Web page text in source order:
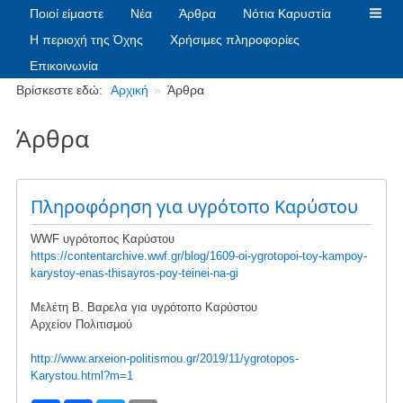
Ποιοί είμαστε Νέα Άρθρα
Νότια Καρυστία
Η περιοχή της Όχης
Χρήσιμες πληροφορίες
Επικοινωνία
Breadcrumbs
Βρίσκεστε εδώ: Αρχική Άρθρα
Άρθρα
Πληροφόρηση για υγρότοπο Καρύστου
WWF υγρότοπος Καρύστου
https://contentarchive.wwf.gr/blog/1609-oi-ygrotopoi-toy-kampoy-
karystoy-enas-thisayros-poy-teinei-na-gi
Μελέτη Β. Βαρελα για υγρότοπο Καρύστου
Αρχείον Πολιτισμού
http://www.arxeion-politismou.gr/2019/11/ygrotopos-
Karystou.html?m=1